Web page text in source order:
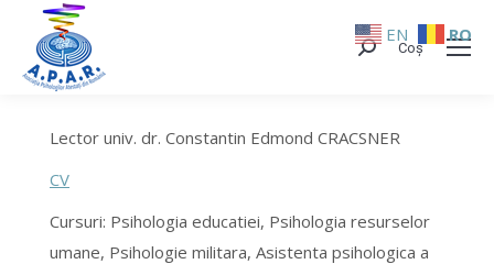
Search:Coș
Lector univ. dr. Constantin Edmond CRACSNER
CV
Cursuri: Psihologia educatiei, Psihologia resurselor
umane, Psihologie militara, Asistenta psihologica a
EN RO